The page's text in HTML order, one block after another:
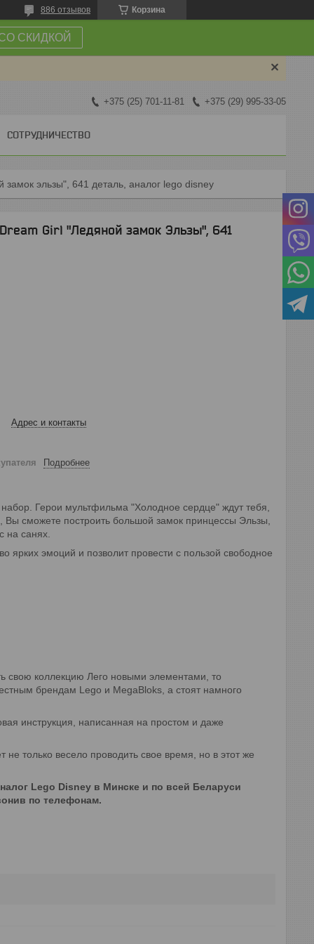
Корзина
886 отзывов
СКИДКОЙ
+375 (25) 701-11-81 +375 (29) 995-33-05
СОТРУДНИЧЕСТВО
замок эльзы", 641 деталь, аналог lego disney
Girl "Ледяной замок Эльзы", 641
Адрес и контакты
Подробнее
Герои мультфильма "Холодное сердце" ждут тебя,
сможете построить большой замок принцессы Эльзы,
на санях.
ярких эмоций и позволит провести с пользой свободное
свою коллекцию Лего новыми элементами, то
брендам Lego и MegaBloks, а стоят намного
инструкция, написанная на простом и даже
только весело проводить свое время, но в этот же
Lego Disney в Минске и по всей Беларуси
по телефонам.